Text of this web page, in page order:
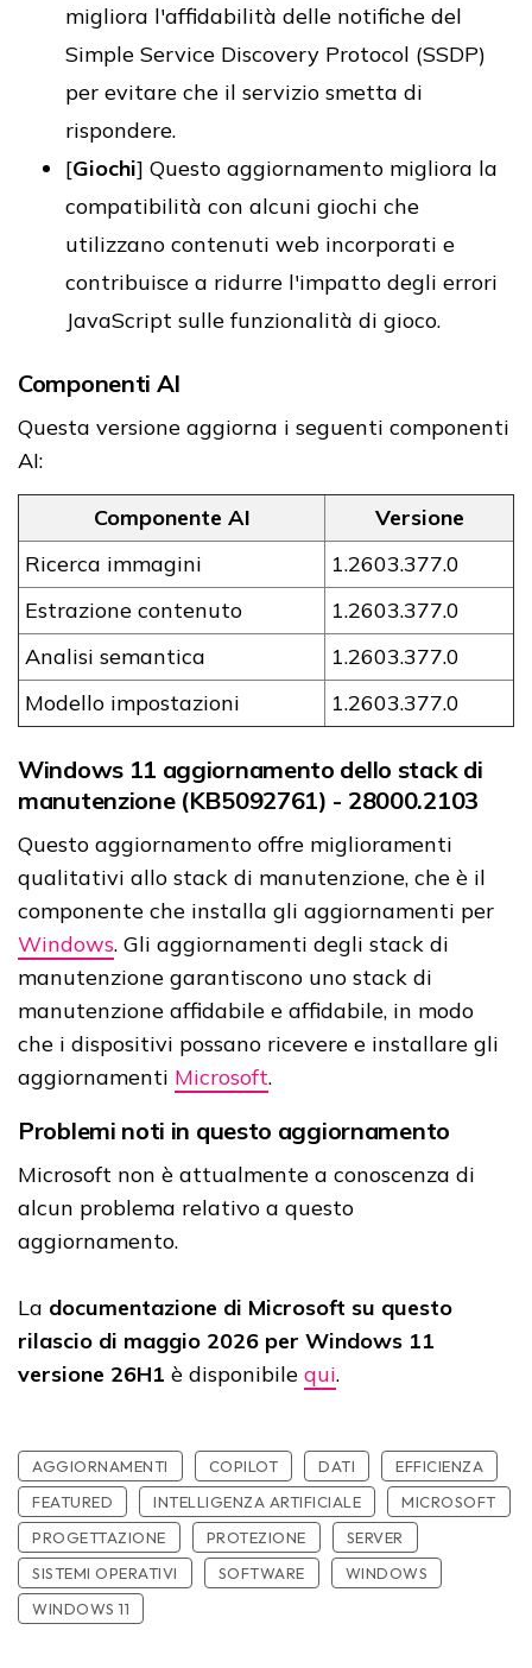
migliora l'affidabilità delle notifiche del
Simple Service Discovery Protocol (SSDP)
per evitare che il servizio smetta di
rispondere.
[Giochi] Questo aggiornamento migliora la
compatibilità con alcuni giochi che
utilizzano contenuti web incorporati e
contribuisce a ridurre l'impatto degli errori
JavaScript sulle funzionalità di gioco.
Componenti AI
Questa versione aggiorna i seguenti componenti
AI:
Componente AI
Versione
Ricerca immagini
1.​​​​​​​2603.377.0
Estrazione contenuto
1.​​​​​​​2603.377.0
Analisi semantica
1.​​​​​​​2603.377.0
Modello impostazioni
1.​​​​​​​2603.377.0
Windows 11 aggiornamento dello stack di
manutenzione (KB5092761) - 28000.2103
Questo aggiornamento offre miglioramenti
qualitativi allo stack di manutenzione, che è il
componente che installa gli aggiornamenti per
Windows. Gli aggiornamenti degli stack di
manutenzione garantiscono uno stack di
manutenzione affidabile e affidabile, in modo
che i dispositivi possano ricevere e installare gli
aggiornamenti Microsoft.
Problemi noti in questo aggiornamento
Microsoft non è attualmente a conoscenza di
alcun problema relativo a questo
aggiornamento.
La documentazione di Microsoft su questo
rilascio di maggio 2026 per Windows 11
versione 26H1 è disponibile qui.
AGGIORNAMENTI COPILOT DATI
EFFICIENZA
FEATURED
INTELLIGENZA ARTIFICIALE
MICROSOFT
PROGETTAZIONE
PROTEZIONE
SERVER
SISTEMI OPERATIVI
SOFTWARE
WINDOWS
WINDOWS 11